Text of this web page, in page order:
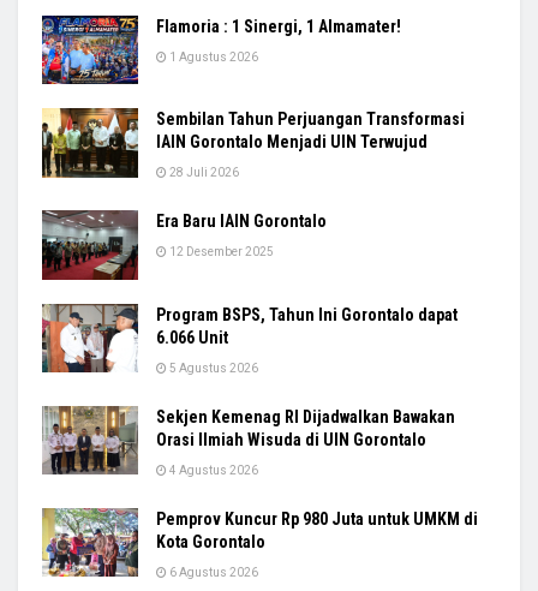
Flamoria : 1 Sinergi, 1 Almamater!
1 Agustus 2026
Sembilan Tahun Perjuangan Transformasi
IAIN Gorontalo Menjadi UIN Terwujud
28 Juli 2026
Era Baru IAIN Gorontalo
12 Desember 2025
Program BSPS, Tahun Ini Gorontalo dapat
6.066 Unit
5 Agustus 2026
Sekjen Kemenag RI Dijadwalkan Bawakan
Orasi Ilmiah Wisuda di UIN Gorontalo
4 Agustus 2026
Pemprov Kuncur Rp 980 Juta untuk UMKM di
Kota Gorontalo
6 Agustus 2026